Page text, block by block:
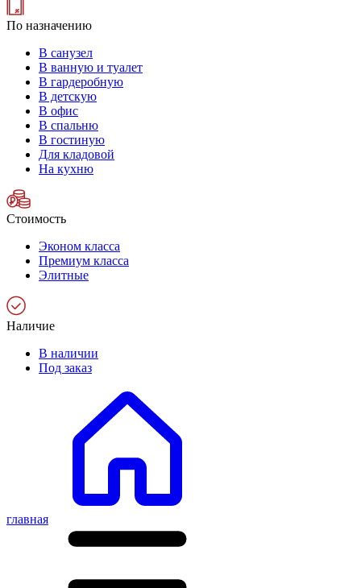
По назначению
В санузел
В ванную и туалет
В гардеробную
В детскую
В офис
В спальню
В гостиную
Для кладовой
На кухню
Стоимость
Эконом класса
Премиум класса
Элитные
Наличие
В наличии
Под заказ
главная